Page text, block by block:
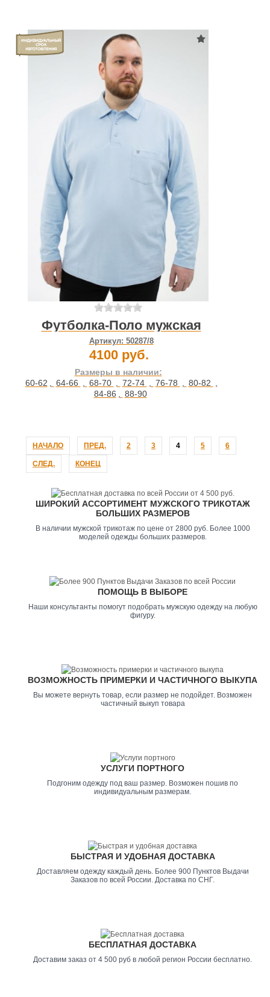
Футболка-Поло мужская
Артикул: 50287/8
4100 руб.
Размеры в наличии:
60-62 , 64-66 , 68-70 , 72-74 , 76-78 , 80-82 ,
84-86 , 88-90
НАЧАЛО ПРЕД. 2 3 4 5 6
СЛЕД. КОНЕЦ
ШИРОКИЙ АССОРТИМЕНТ МУЖСКОГО ТРИКОТАЖ
БОЛЬШИХ РАЗМЕРОВ
В наличии мужской трикотаж по цене от 2800 руб. Более 1000
моделей одежды больших размеров.
ПОМОЩЬ В ВЫБОРЕ
Наши консультанты помогут подобрать мужскую одежду на любую
фигуру.
ВОЗМОЖНОСТЬ ПРИМЕРКИ И ЧАСТИЧНОГО ВЫКУПА
Вы можете вернуть товар, если размер не подойдет. Возможен
частичный выкуп товара
УСЛУГИ ПОРТНОГО
Подгоним одежду под ваш размер. Возможен пошив по
индивидуальным размерам.
БЫСТРАЯ И УДОБНАЯ ДОСТАВКА
Доставляем одежду каждый день. Более 900 Пунктов Выдачи
Заказов по всей России. Доставка по СНГ.
БЕСПЛАТНАЯ ДОСТАВКА
Доставим заказ от 4 500 руб в любой регион России бесплатно.